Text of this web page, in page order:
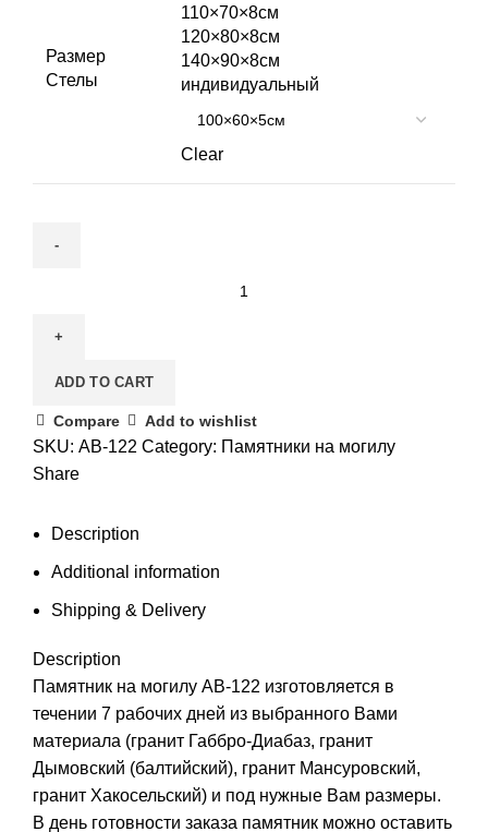
Размер
Стелы
110×70×8см
120×80×8см
140×90×8см
индивидуальный
Clear
могилу
quantity
ADD TO CART
Compare Add to wishlist
SKU: АВ-122 Category: Памятники на могилу
Share
Description
Additional information
Shipping & Delivery
Description
Памятник на могилу АВ-122 изготовляется в
течении 7 рабочих дней из выбранного Вами
материала (гранит Габбро-Диабаз, гранит
Дымовский (балтийский), гранит Мансуровский,
гранит Хакосельский) и под нужные Вам размеры.
В день готовности заказа памятник можно оставить